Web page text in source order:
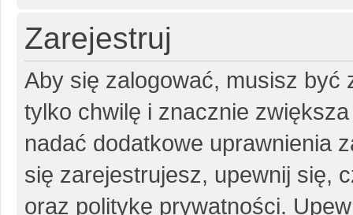
Zarejestruj
Aby się zalogować, musisz być
tylko chwilę i znacznie
nadać dodatkowe uprawnienia
się zarejestrujesz, upewnij się,
oraz politykę prywatności.